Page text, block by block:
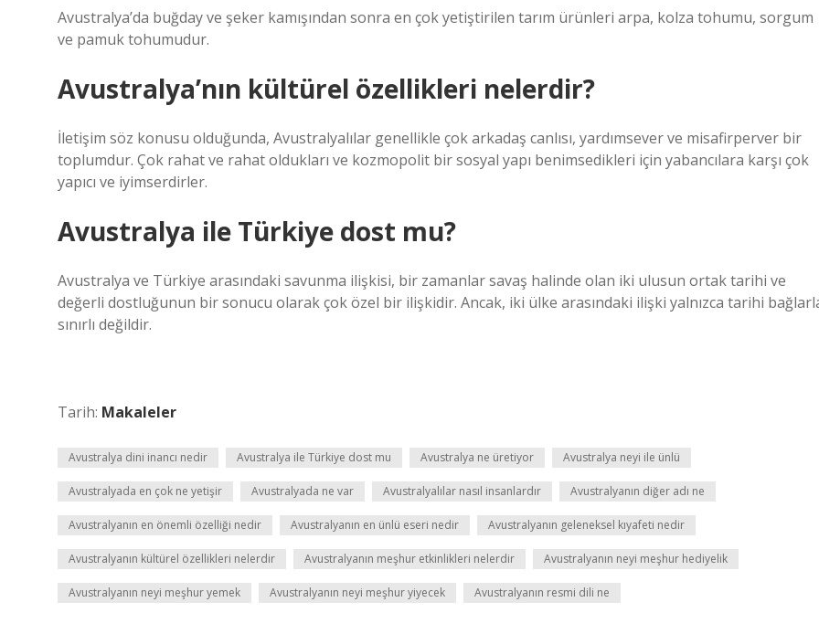
Avustralya’da buğday ve şeker kamışından sonra en çok yetiştirilen tarım ürünleri arpa, kolza tohumu, sorgum
ve pamuk tohumudur.
Avustralya’nın kültürel özellikleri nelerdir?
İletişim söz konusu olduğunda, Avustralyalılar genellikle çok arkadaş canlısı, yardımsever ve misafirperver bir
toplumdur. Çok rahat ve rahat oldukları ve kozmopolit bir sosyal yapı benimsedikleri için yabancılara karşı çok
yapıcı ve iyimserdirler.
Avustralya ile Türkiye dost mu?
Avustralya ve Türkiye arasındaki savunma ilişkisi, bir zamanlar savaş halinde olan iki ulusun ortak tarihi ve
değerli dostluğunun bir sonucu olarak çok özel bir ilişkidir. Ancak, iki ülke arasındaki ilişki yalnızca tarihi
sınırlı değildir.
Tarih: Makaleler
Avustralya dini inancı nedir Avustralya ile Türkiye dost mu Avustralya ne üretiyor Avustralya neyi ile ünlü
Avustralyada en çok ne yetişir Avustralyada ne var Avustralyalılar nasıl insanlardır Avustralyanın diğer adı ne
Avustralyanın en önemli özelliği nedir Avustralyanın en ünlü eseri nedir Avustralyanın geleneksel kıyafeti nedir
Avustralyanın kültürel özellikleri nelerdir Avustralyanın meşhur etkinlikleri nelerdir Avustralyanın neyi meşhur hediyelik
Avustralyanın neyi meşhur yemek Avustralyanın neyi meşhur yiyecek Avustralyanın resmi dili ne